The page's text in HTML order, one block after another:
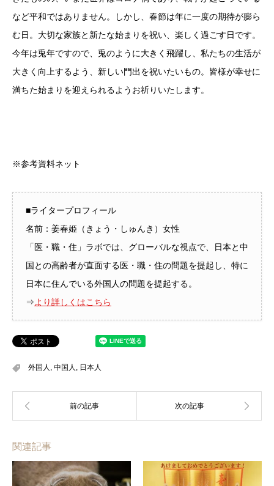
など平和ではありません。しかし、春節は年に一度の期待が膨ら
む日。大切な家族と新たな始まりを祝い、楽しく過ごす日です。
今年は兎年ですので、兎のように大きく飛躍し、私たちの生活が
大きく向上するよう、新しい門出を祝いたいもの。皆様が幸せに
満ちた始まりを迎えられるようお祈りいたします。
※参考資料ネット
■ライタープロフィール
名前：姜春姫（きょう・しゅんき）女性
「医・職・住」ラボでは、グローバルな視点で、日本と中
国との高齢者が直面する医・職・住の問題を提起し、特に
日本に住んでいる外国人の問題を提起する。
⇒より詳しくはこちら
外国人 , 中国人 , 日本人
関連記事